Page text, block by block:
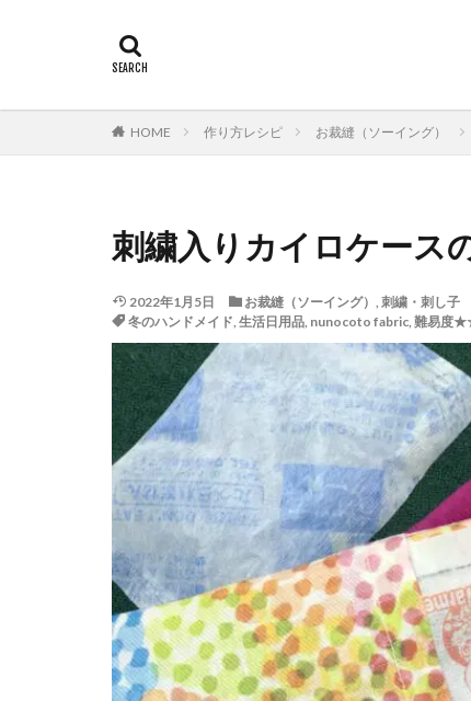
HOME 作り方レシピ お裁縫（ソーイング）
刺繍入りカイロケース
2022年1月5日 お裁縫（ソーイング） , 刺繍・刺し子
冬のハンドメイド, 生活日用品, nunocoto fabric, 難易度